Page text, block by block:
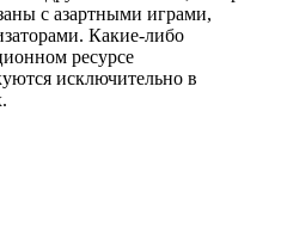
с азартными играми,
Какие-либо
ресурсе
исключительно в